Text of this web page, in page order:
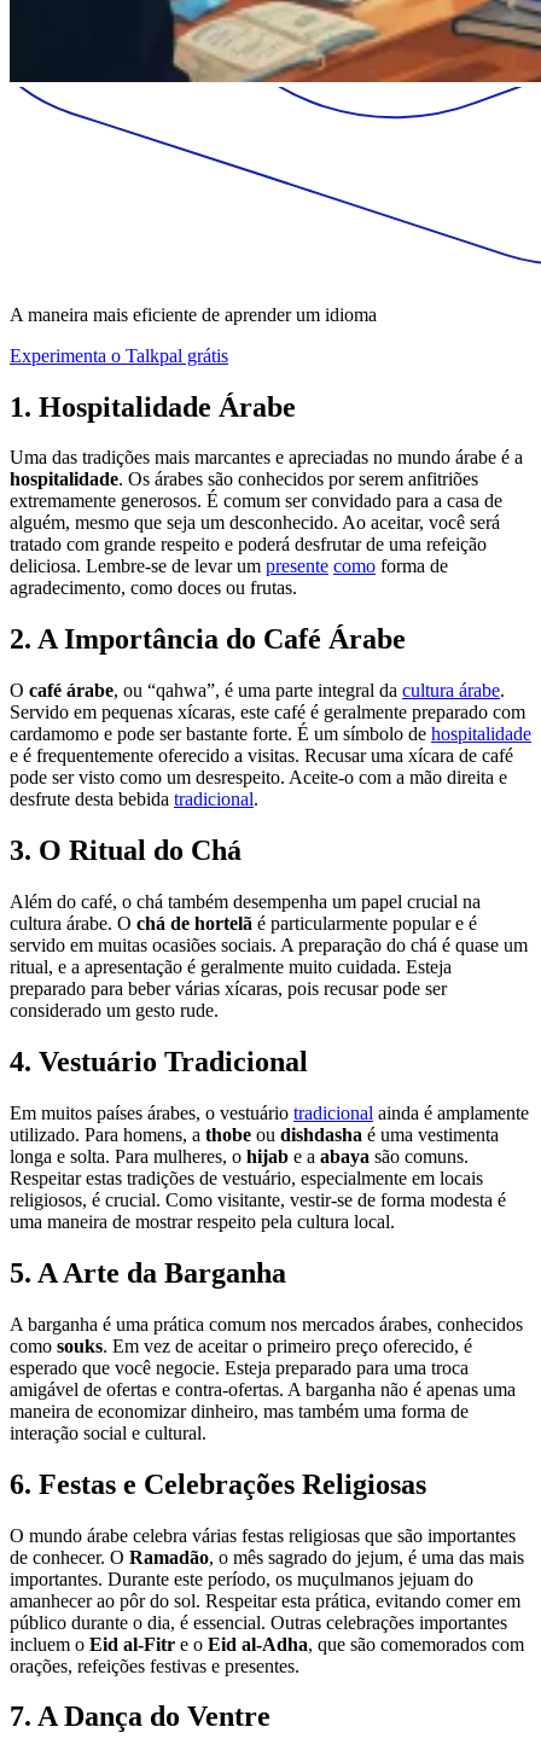
A maneira mais eficiente de aprender um idioma
Experimenta o Talkpal grátis
1. Hospitalidade Árabe
Uma das tradições mais marcantes e apreciadas no mundo árabe é a
hospitalidade. Os árabes são conhecidos por serem anfitriões
extremamente generosos. É comum ser convidado para a casa de
alguém, mesmo que seja um desconhecido. Ao aceitar, você será
tratado com grande respeito e poderá desfrutar de uma refeição
deliciosa. Lembre-se de levar um presente como forma de
agradecimento, como doces ou frutas.
2. A Importância do Café Árabe
O café árabe, ou “qahwa”, é uma parte integral da cultura árabe.
Servido em pequenas xícaras, este café é geralmente preparado com
cardamomo e pode ser bastante forte. É um símbolo de hospitalidade
e é frequentemente oferecido a visitas. Recusar uma xícara de café
pode ser visto como um desrespeito. Aceite-o com a mão direita e
desfrute desta bebida tradicional.
3. O Ritual do Chá
Além do café, o chá também desempenha um papel crucial na
cultura árabe. O chá de hortelã é particularmente popular e é
servido em muitas ocasiões sociais. A preparação do chá é quase um
ritual, e a apresentação é geralmente muito cuidada. Esteja
preparado para beber várias xícaras, pois recusar pode ser
considerado um gesto rude.
4. Vestuário Tradicional
Em muitos países árabes, o vestuário tradicional ainda é amplamente
utilizado. Para homens, a thobe ou dishdasha é uma vestimenta
longa e solta. Para mulheres, o hijab e a abaya são comuns.
Respeitar estas tradições de vestuário, especialmente em locais
religiosos, é crucial. Como visitante, vestir-se de forma modesta é
uma maneira de mostrar respeito pela cultura local.
5. A Arte da Barganha
A barganha é uma prática comum nos mercados árabes, conhecidos
como souks. Em vez de aceitar o primeiro preço oferecido, é
esperado que você negocie. Esteja preparado para uma troca
amigável de ofertas e contra-ofertas. A barganha não é apenas uma
maneira de economizar dinheiro, mas também uma forma de
interação social e cultural.
6. Festas e Celebrações Religiosas
O mundo árabe celebra várias festas religiosas que são importantes
de conhecer. O Ramadão, o mês sagrado do jejum, é uma das mais
importantes. Durante este período, os muçulmanos jejuam do
amanhecer ao pôr do sol. Respeitar esta prática, evitando comer em
público durante o dia, é essencial. Outras celebrações importantes
incluem o Eid al-Fitr e o Eid al-Adha, que são comemorados com
orações, refeições festivas e presentes.
7. A Dança do Ventre